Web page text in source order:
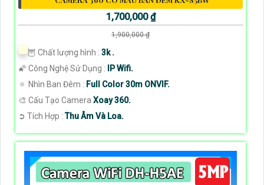
1,700,000 ₫
1,900,000 ₫
🦉 Chất lượng hình : 3k .
🌠 Công Nghệ Sử Dụng :
IP Wifi.
🔅 Nhìn Ban Đêm : Full Color 30m ONVIF.
🎨 Cấu Tạo Camera Xoay 360.
️➲ Tích Hợp :Thu Âm Và Loa.